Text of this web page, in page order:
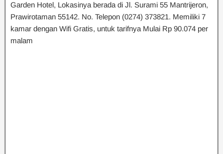
Garden Hotel, Lokasinya berada di Jl. Surami 55 Mantrijeron,
Prawirotaman 55142. No. Telepon (0274) 373821. Memiliki 7
kamar dengan Wifi Gratis, untuk tarifnya Mulai Rp 90.074 per
malam